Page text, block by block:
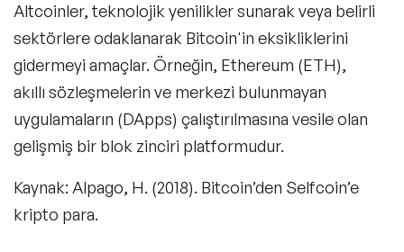
Altcoinler, teknolojik yenilikler sunarak veya belirli
sektörlere odaklanarak Bitcoin'in eksikliklerini
gidermeyi amaçlar. Örneğin, Ethereum (ETH),
akıllı sözleşmelerin ve merkezi bulunmayan
uygulamaların (DApps) çalıştırılmasına vesile olan
gelişmiş bir blok zinciri platformudur.
Kaynak: Alpago, H. (2018). Bitcoin’den Selfcoin’e
kripto para.